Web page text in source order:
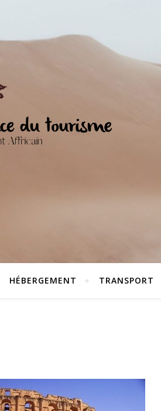
HÉBERGEMENT TRANSPORT